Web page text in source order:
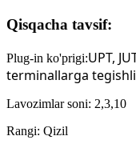
Qisqacha tavsif:
Plug-in ko'prigi:UPT,
terminallarga tegishli
Lavozimlar soni: 2,3,10
Rangi: Qizil